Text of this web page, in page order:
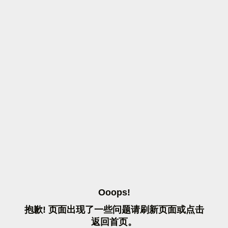
OOOPS!
抱歉! 页面出现了一些问题请刷 新页面或点击
返 回首页。